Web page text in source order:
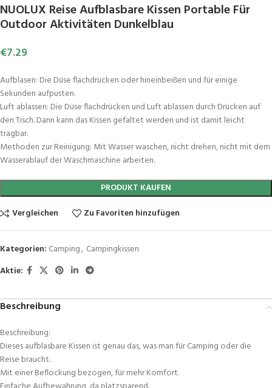
NUOLUX Reise Aufblasbare Kissen Portable Für
Outdoor Aktivitäten Dunkelblau
€7.29
Aufblasen: Die Düse flachdrücken oder hineinbeißen und für einige
Sekunden aufpusten.
Luft ablassen: Die Düse flachdrücken und Luft ablassen durch Drücken auf
den Tisch. Dann kann das Kissen gefaltet werden und ist damit leicht
tragbar.
Methoden zur Reinigung: Mit Wasser waschen, nicht drehen, nicht mit dem
Wasserablauf der Waschmaschine arbeiten.
PRODUKT KAUFEN
Vergleichen
Zu Favoriten hinzufügen
Kategorien: Camping, Campingkissen
Aktie:
Beschreibung
Beschreibung:
Dieses aufblasbare Kissen ist genau das, was man für Camping oder die
Reise braucht.
Mit einer Beflockung bezogen, für mehr Komfort.